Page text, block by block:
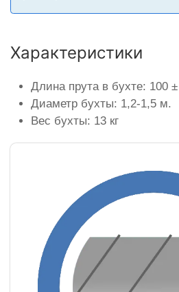
Характеристики
Длина прута в бухте: 100
Диаметр бухты: 1,2-1,5 м.
Вес бухты: 13 кг